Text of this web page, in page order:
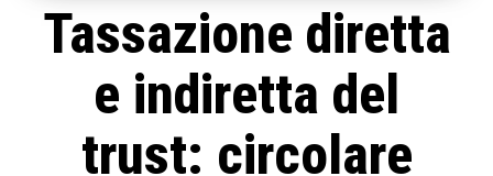
Tassazione diretta
e indiretta del
trust: circolare